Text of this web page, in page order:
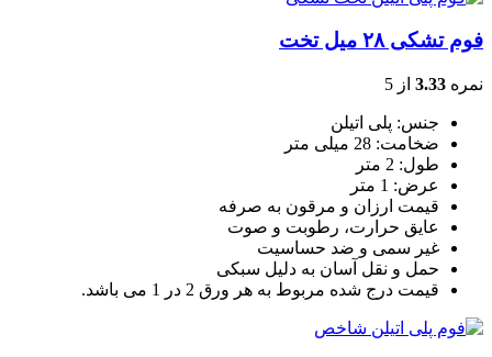
فوم تشکی ۲۸ میل تخت
نمره 3.33 از 5
جنس: پلی اتیلن
ضخامت: 28 میلی متر
طول: 2 متر
عرض: 1 متر
قیمت ارزان و مرقون به صرفه
عایق حرارت، رطوبت و صوت
غیر سمی و ضد حساسیت
حمل و نقل آسان به دلیل سبکی
قیمت درج شده مربوط به هر ورق 2 در 1 می باشد.